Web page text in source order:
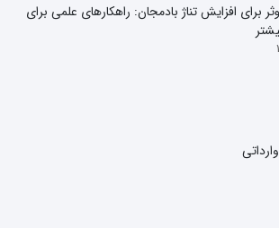
برای افزایش تناژ بادمجان: راهکارهای علمی برای